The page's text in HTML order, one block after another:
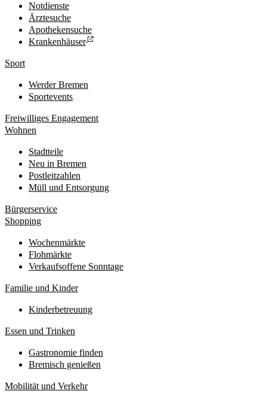
Notdienste
Ärztesuche
Apothekensuche
Krankenhäuser
Sport
Werder Bremen
Sportevents
Freiwilliges Engagement
Wohnen
Stadtteile
Neu in Bremen
Postleitzahlen
Müll und Entsorgung
Bürgerservice
Shopping
Wochenmärkte
Flohmärkte
Verkaufsoffene Sonntage
Familie und Kinder
Kinderbetreuung
Essen und Trinken
Gastronomie finden
Bremisch genießen
Mobilität und Verkehr